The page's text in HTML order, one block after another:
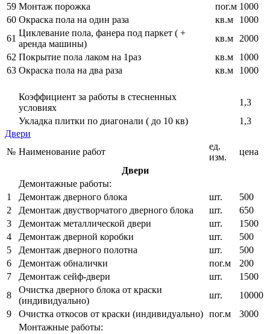
59 Монтаж порожка пог.м 1000
60 Окраска пола на один раза кв.м
1000
61
Циклевание пола, фанера под паркет ( +
аренда машины)
кв.м
2000
62 Покрытие пола лаком на 1раз кв.м
1000
63 Окраска пола на два раза кв.м 1000
Коэффициент за работы в стесненных
условиях
1,3
Укладка плитки по диагонали ( до 10 кв)
1,3
Двери
№ Наименование работ
ед.
изм.
цена
Двери
Демонтажные работы:
1
Демонтаж дверного блока шт.
500
2
Демонтаж двустворчатого дверного блока шт.
650
3
Демонтаж металлической двери шт.
1500
4
Демонтаж дверной коробки шт.
500
5
Демонтаж дверного полотна шт.
500
6
Демонтаж обналички пог.м
200
7
Демонтаж сейф-двери шт.
1500
8
Очистка дверного блока от краски
(индивидуально)
шт.
10000
9
Очистка откосов от краски (индивидуально) пог.м
3000
Монтажные работы: